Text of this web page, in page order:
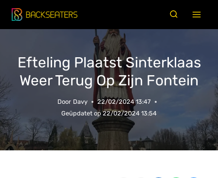
Doorgaan
naar
Efteling Plaatst Sinterklaas
Weer Terug Op Zijn Fontein
Door Davy
22/02/2024 13:47
Geüpdatet op 22/02/2024 13:54